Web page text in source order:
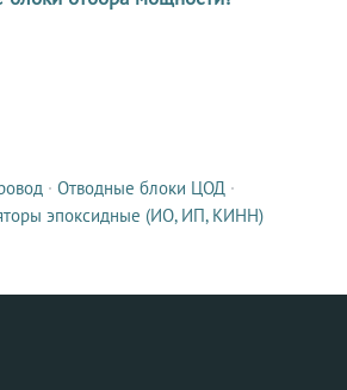
· Отводные блоки ЦОД ·
эпоксидные (ИО, ИП, КИНН)